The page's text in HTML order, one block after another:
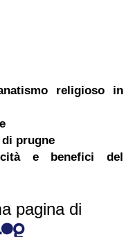
religioso in
prugne
e benefici del
pagina di